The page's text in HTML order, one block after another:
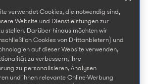
verwendet Cookies, die notwendig sind,
Website und Dienstleistungen zur
stellen. Darüber hinaus möchten wir
Cookies von Drittanbietern) und
auf dieser Website verwenden,
zu verbessern, Ihre
zu personalisieren, Analysen
und Ihnen relevante Online-Werbung